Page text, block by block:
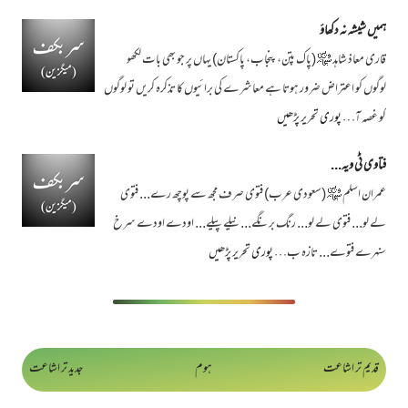
ہمیں شیشہ نہ دکھاؤ
قاری معاذ شاہد ﷾ (پاک پتن، پنجاب، پاکستان) یہاں پر جو بھی بات لکھو
لوگوں کو اعتراض ضرور ہوتا ہے معاشرے کی برائیوں کا تذکرہ کریں تو لوگوں
کو غصہ آ…پوری تحریر پڑھیں
فتاوی ٹی ویہ...
عمران اسلم ﷾ (سعودی عرب) فتوی صرف مجھ سے پوچھ رے... فتوی
لے لو... فتوی لے لو... رنگ برنگے... نیلے پیلے... اودے اودے سرخ
سنہرے فتوے... تازہ ب…پوری تحریر پڑھیں
جدید تر اشاعت قدیم تر اشاعت ہوم